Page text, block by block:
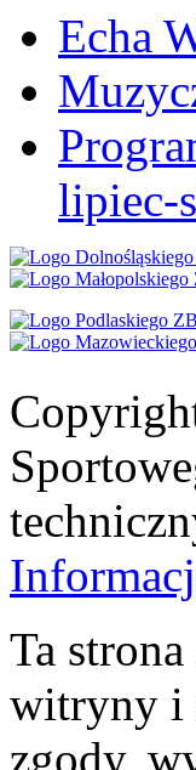
Echa
lipiec-
Ta
witryny i
zgody,